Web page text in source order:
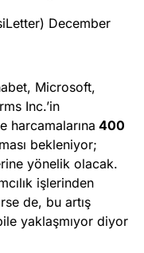
December
Microsoft,
Inc.’in
harcamalarına 400
bekleniyor;
yönelik olacak.
işlerinden
de, bu artış
yaklaşmıyor diyor